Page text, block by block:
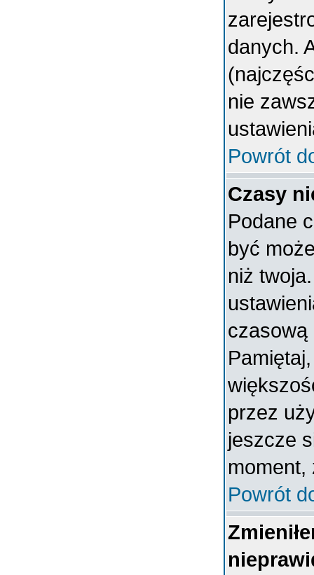
danych.
nie
Powrót
Czasy
Podane
być
niż
czasową
przez
jeszcze
moment,
Powrót